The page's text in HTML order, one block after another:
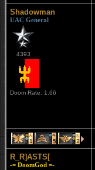
Shadowman
UAC General
4393
Doom Rate: 1.66
1 5 2
R_R]ASTS[
-= DoomGod =-